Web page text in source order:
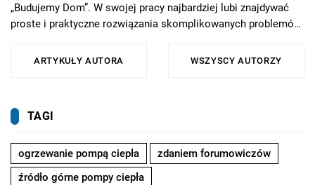
„Budujemy Dom”. W swojej pracy najbardziej lubi znajdywać
proste i praktyczne rozwiązania skomplikowanych problemów.
energii oraz zdrowy rozsądek we wszystkich tematach
rowerom.
ARTYKUŁY AUTORA WSZYSCY AUTORZY
TAGI
ogrzewanie pompą ciepła
zdaniem forumowiczów
źródło górne pompy ciepła